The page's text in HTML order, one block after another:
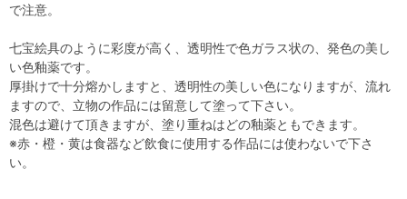
で注意。
七宝絵具のように彩度が高く、透明性で色ガラス状の、発色の美し
い色釉薬です。
厚掛けで十分熔かしますと、透明性の美しい色になりますが、流れ
ますので、立物の作品には留意して塗って下さい。
混色は避けて頂きますが、塗り重ねはどの釉薬ともできます。
※赤・橙・黄は食器など飲食に使用する作品には使わないで下さ
い。